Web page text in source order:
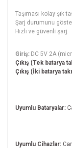
Taşıması kolay şık
Şarj durumunu
Hızlı ve güvenli şarj.
Giriş: DC 5V 2A
Çıkış (Tek batarya
Çıkış (İki batarya
Uyumlu Bataryalar:
Uyumlu Cihazlar: